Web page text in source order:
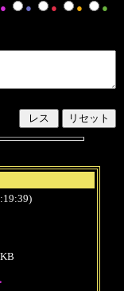
● ● ● ●
●